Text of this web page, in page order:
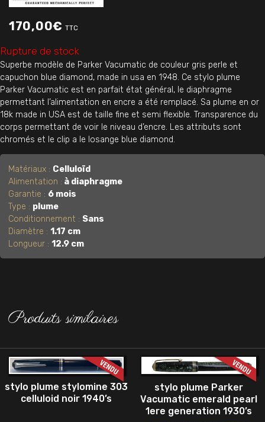
170,00€ TTC
Rupture de stock
Superbe modèle de Parker Vacumatic de couleur gris perle et
capuchon blue diamond, made in usa en 1948. Ce stylo plume
Parker Vacumatic est en parfait état général, le diaphragme
permettant l’alimentation en encre a été remplacé. Sa plume en or
18k made in USA est de taille fine et semi flexible. Transparence du
corps permettant de voir le niveau d’encre. Les attributs sont
chromés et le clip a le losange blue diamond.
Matériaux : Celluloïd
Alimentation : à diaphragme
Garantie : 6 mois
Type : plume
Conditionnement : Sans
Diamètre :1.17 cm
Longueur :12.9 cm
Produits similaires
stylo plume stylomine 303
celluloid noir 1940’s
stylo plume Parker
Vacumatic emerald pearl
1ere generation 1930’s